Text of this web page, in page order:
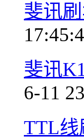
斐讯
斐讯
6-11
TTL线